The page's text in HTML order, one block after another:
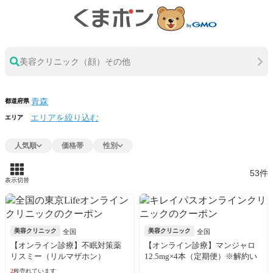
美容クリニック（顔）その他
都道府県
エリア エリアを絞り込む
人気順 価格帯 性別
表示切替
53件
美容クリニック 全国
【オンライン診療】不眠対策薬
リスミー（リルマザホン）
1mg（30日分）※初診料・送料込
2枚売れています
美容クリニック 全国
【オンライン診療】マンジャロ
12.5mg×4本（定期便）※解約い